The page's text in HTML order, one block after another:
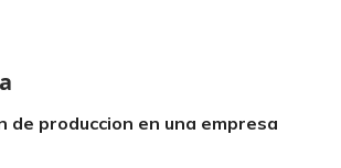
de produccion en una empresa